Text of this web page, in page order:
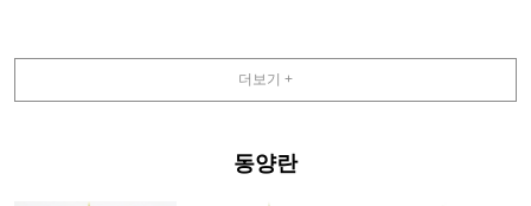
더보기 +
동양란